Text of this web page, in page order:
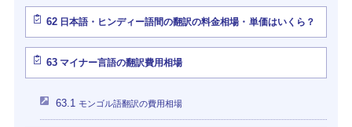
62日本語・ヒンディー語間の翻訳の料金相場・単価はいくら？
63マイナー言語の翻訳費用相場
63.1 モンゴル語翻訳の費用相場